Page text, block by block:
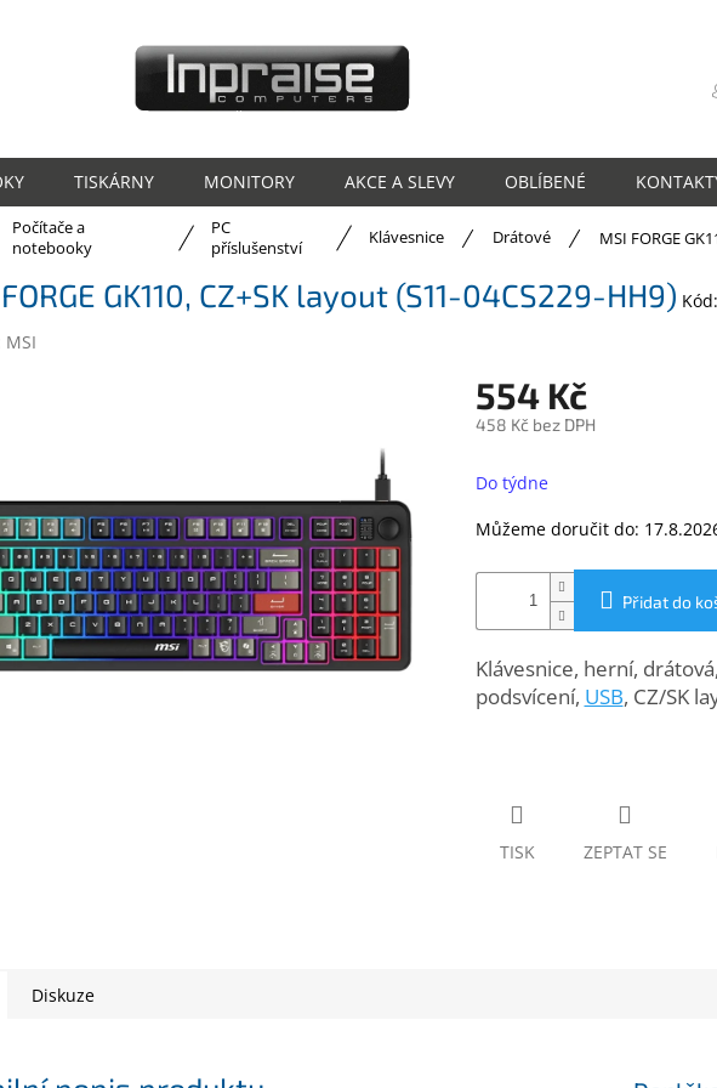
TISKÁRNY MONITORY AKCE A SLEVY OBLÍBENÉ
Počítače a
notebooky
PC
příslušenství
Klávesnice Drátové MSI FORGE
GK110, CZ+SK layout (S11-04CS229-HH9) Kód:
MSI
554 Kč
458 Kč bez DPH
cena:
Do týdne
Můžeme doručit do:
Přidat do
Klávesnice, herní,
podsvícení, USB, CZ/SK
TISK ZEPTAT SE
Diskuze